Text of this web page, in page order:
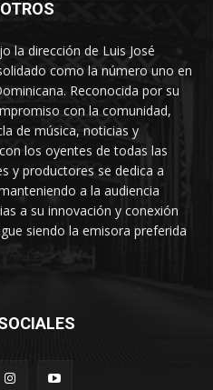
la dirección de Luis José
como la número uno en
Reconocida por su
con la comunidad,
de música, noticias y
los oyentes de todas las
y productores se dedica a
a la audiencia
a su innovación y conexión
siendo la emisora preferida